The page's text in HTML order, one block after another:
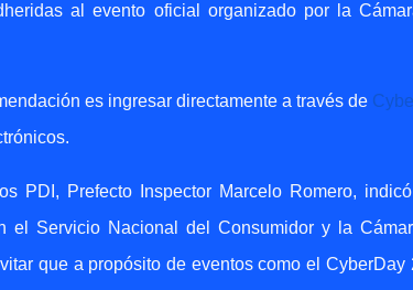
al evento oficial organizado por la
es ingresar directamente a través de
PDI, Prefecto Inspector Marcelo Romero,
el Servicio Nacional del Consumidor y la
que a propósito de eventos como el CyberDay